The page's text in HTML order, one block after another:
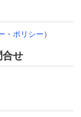
・ポリシー）
合せ